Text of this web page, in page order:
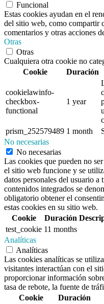
Funcional
Estas cookies ayudan en el
del sitio web, como compartir
comentarios y otras acciones
Otras
Otras
Cualquiera otra cookie no
Cookie
Duración
cookielawinfo-
checkbox-
functional
1 year
prism_252579489 1 month
No necesarias
No necesarias
Las cookies que pueden no
el sitio web funcione y se
datos personales del usuario a
contenidos integrados se
obligatorio obtener el
estas cookies en su sitio web.
Cookie
Duración
test_cookie 11 months
Analíticas
Analíticas
Las cookies analíticas se
visitantes interactúan con el
proporcionar información
tasa de rebote, la fuente de
Cookie
Duración